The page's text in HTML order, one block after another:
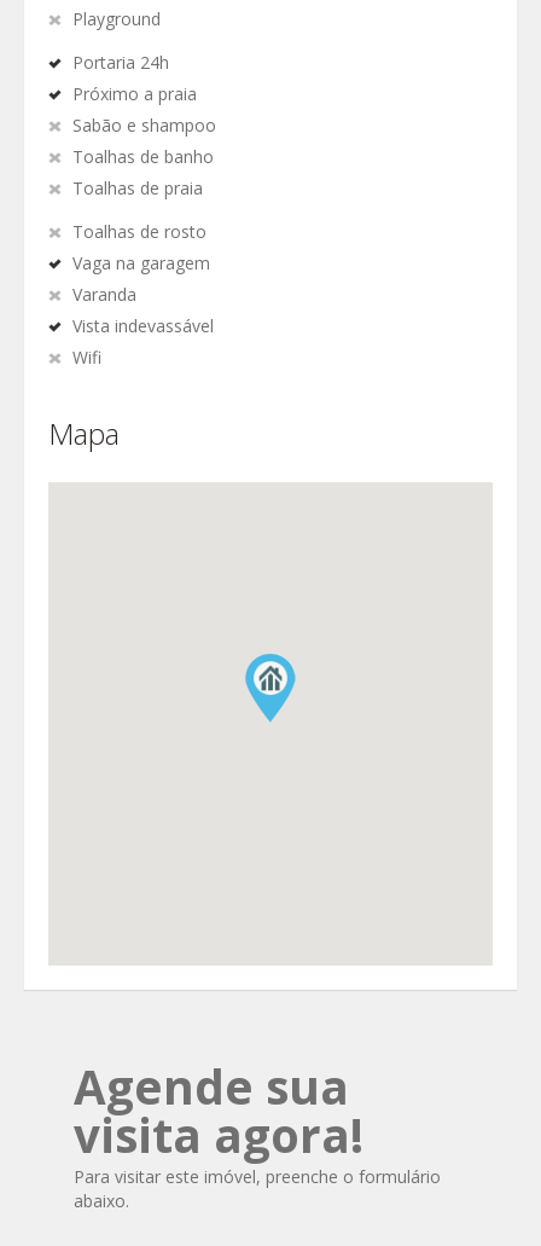
Playground
Portaria 24h
Próximo a praia
Sabão e shampoo
Toalhas de banho
Toalhas de praia
Toalhas de rosto
Vaga na garagem
Varanda
Vista indevassável
Wifi
Mapa
Agende sua
visita agora!
Para visitar este imóvel, preenche o formulário
abaixo.